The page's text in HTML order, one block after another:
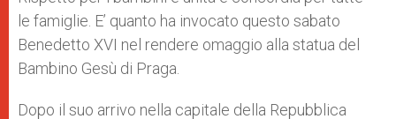
le famiglie. E’ quanto ha invocato questo sabato
Benedetto XVI nel rendere omaggio alla statua del
Bambino Gesù di Praga.
Dopo il suo arrivo nella capitale della Repubblica